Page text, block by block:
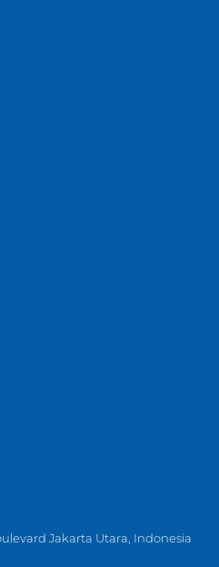
Jakarta Utara, Indonesia